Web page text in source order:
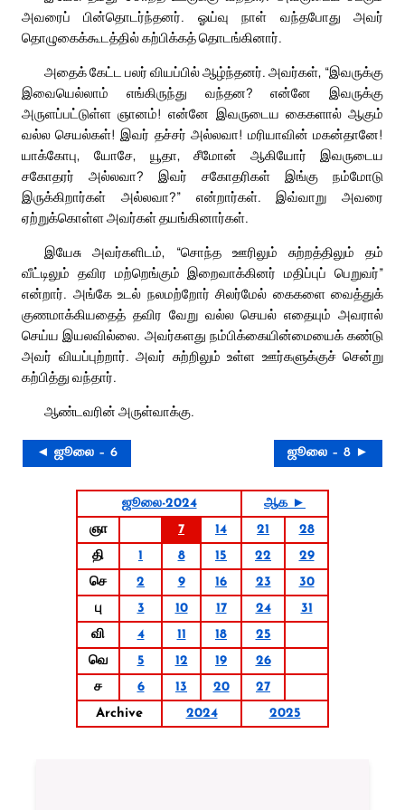
அவரைப் பின்தொடர்ந்தனர். ஓய்வு நாள் வந்தபோது அவர்
தொழுகைக்கூடத்தில் கற்பிக்கத் தொடங்கினார்.
அதைக் கேட்ட பலர் வியப்பில் ஆழ்ந்தனர். அவர்கள், “இவருக்கு
இவையெல்லாம் எங்கிருந்து வந்தன? என்னே இவருக்கு
அருளப்பட்டுள்ள ஞானம்! என்னே இவருடைய கைகளால் ஆகும்
வல்ல செயல்கள்! இவர் தச்சர் அல்லவா! மரியாவின் மகன்தானே!
யாக்கோபு, யோசே, யூதா, சீமோன் ஆகியோர் இவருடைய
சகோதரர் அல்லவா? இவர் சகோதரிகள் இங்கு நம்மோடு
இருக்கிறார்கள் அல்லவா?” என்றார்கள். இவ்வாறு அவரை
ஏற்றுக்கொள்ள அவர்கள் தயங்கினார்கள்.
இயேசு அவர்களிடம், “சொந்த ஊரிலும் சுற்றத்திலும் தம்
வீட்டிலும் தவிர மற்றெங்கும் இறைவாக்கினர் மதிப்புப் பெறுவர்”
என்றார். அங்கே உடல் நலமற்றோர் சிலர்மேல் கைகளை வைத்துக்
குணமாக்கியதைத் தவிர வேறு வல்ல செயல் எதையும் அவரால்
செய்ய இயலவில்லை. அவர்களது நம்பிக்கையின்மையைக் கண்டு
அவர் வியப்புற்றார். அவர் சுற்றிலும் உள்ள ஊர்களுக்குச் சென்று
கற்பித்து வந்தார்.
ஆண்டவரின் அருள்வாக்கு.
◄ ஜூலை – 6 ஜூலை – 8 ►
ஜூலை-2024
ஆக ►
ஞா
7 14 21
28
தி
1 8 15 22
29
செ
2 9 16 23
30
பு
3 10 17 24
31
வி
4 11 18
25
வெ
5 12 19
26
ச
6 13 20
27
Archive
2024 2025